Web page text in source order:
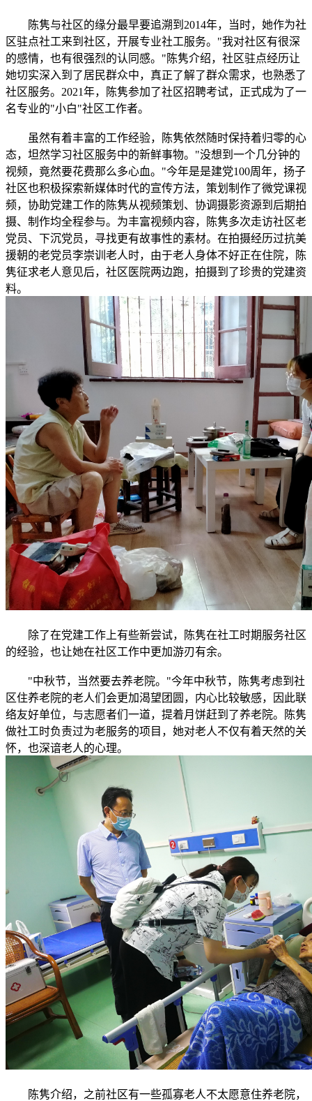
陈隽与社区的缘分最早要追溯到2014年，当时，她作为社
区驻点社工来到社区，开展专业社工服务。"我对社区有很深
的感情，也有很强烈的认同感。"陈隽介绍，社区驻点经历让
她切实深入到了居民群众中，真正了解了群众需求，也熟悉了
社区服务。2021年，陈隽参加了社区招聘考试，正式成为了一
名专业的"小白"社区工作者。
虽然有着丰富的工作经验，陈隽依然随时保持着归零的心
态，坦然学习社区服务中的新鲜事物。"没想到一个几分钟的
视频，竟然要花费那么多心血。"今年是是建党100周年，扬子
社区也积极探索新媒体时代的宣传方法，策划制作了微党课视
频，协助党建工作的陈隽从视频策划、协调摄影资源到后期拍
摄、制作均全程参与。为丰富视频内容，陈隽多次走访社区老
党员、下沉党员，寻找更有故事性的素材。在拍摄经历过抗美
援朝的老党员李崇训老人时，由于老人身体不好正在住院，陈
隽征求老人意见后，社区医院两边跑，拍摄到了珍贵的党建资
料。
除了在党建工作上有些新尝试，陈隽在社工时期服务社区
的经验，也让她在社区工作中更加游刃有余。
"中秋节，当然要去养老院。"今年中秋节，陈隽考虑到社
区住养老院的老人们会更加渴望团圆，内心比较敏感，因此联
络友好单位，与志愿者们一道，提着月饼赶到了养老院。陈隽
做社工时负责过为老服务的项目，她对老人不仅有着天然的关
怀，也深谙老人的心理。
陈隽介绍，之前社区有一些孤寡老人不太愿意住养老院，